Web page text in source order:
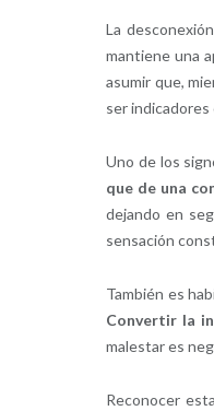
La
mantiene una
asumir que,
ser indicadores
Uno de los
que de una
dejando en
sensación
También es
Convertir la
malestar es
Reconocer